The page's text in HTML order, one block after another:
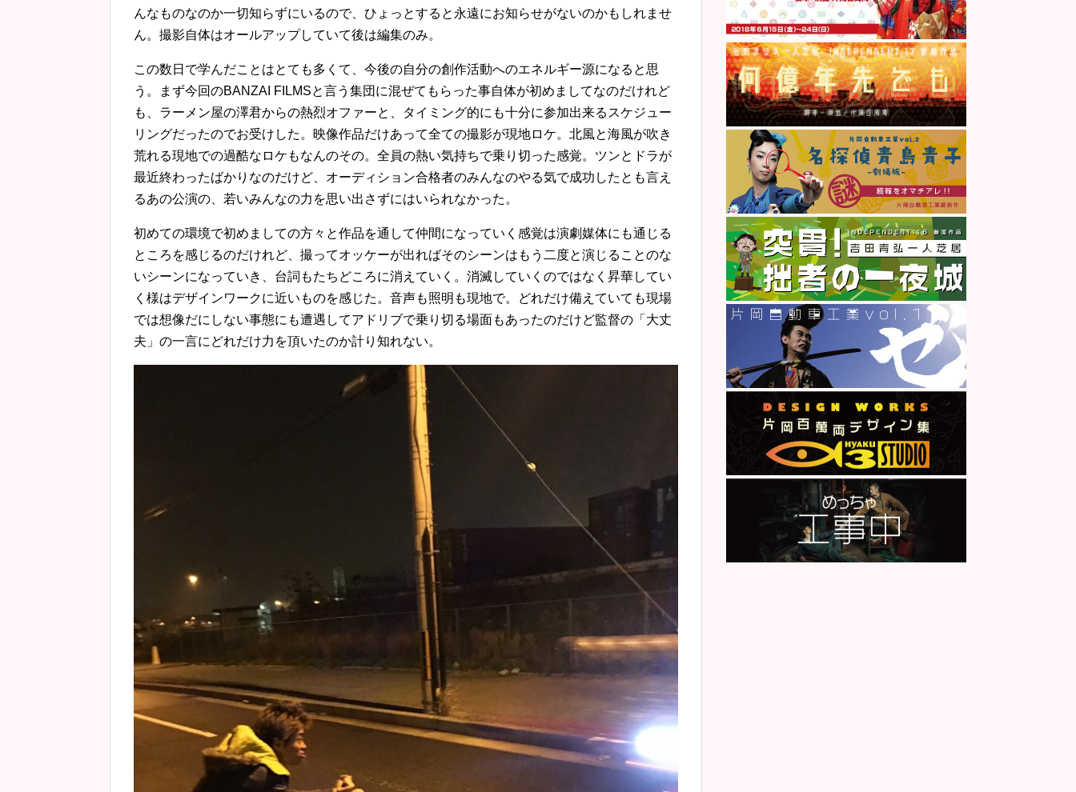
んなものなのか一切知らずにいるので、ひょっとすると永遠にお知らせがないのかもしれませ
ん。撮影自体はオールアップしていて後は編集のみ。
この数日で学んだことはとても多くて、今後の自分の創作活動へのエネルギー源になると思
う。まず今回のBANZAI FILMSと言う集団に混ぜてもらった事自体が初めましてなのだけれど
も、ラーメン屋の澤君からの熱烈オファーと、タイミング的にも十分に参加出来るスケジュー
リングだったのでお受けした。映像作品だけあって全ての撮影が現地ロケ。北風と海風が吹き
荒れる現地での過酷なロケもなんのその。全員の熱い気持ちで乗り切った感覚。ツンとドラが
最近終わったばかりなのだけど、オーディション合格者のみんなのやる気で成功したとも言え
るあの公演の、若いみんなの力を思い出さずにはいられなかった。
初めての環境で初めましての方々と作品を通して仲間になっていく感覚は演劇媒体にも通じる
ところを感じるのだけれど、撮ってオッケーが出ればそのシーンはもう二度と演じることのな
いシーンになっていき、台詞もたちどころに消えていく。消滅していくのではなく昇華してい
く様はデザインワークに近いものを感じた。音声も照明も現地で。どれだけ備えていても現場
では想像だにしない事態にも遭遇してアドリブで乗り切る場面もあったのだけど監督の「大丈
夫」の一言にどれだけ力を頂いたのか計り知れない。